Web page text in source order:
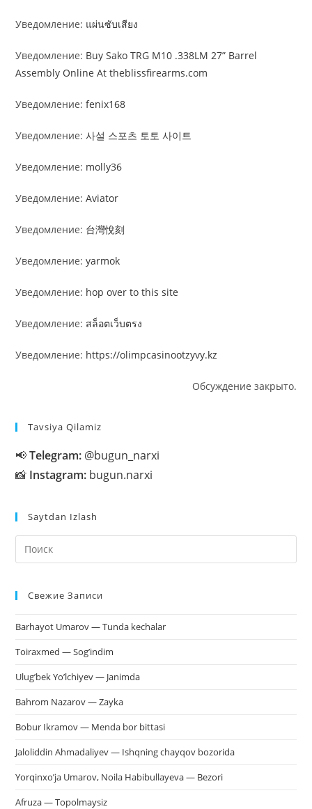
Уведомление: แผ่นซับเสียง
Уведомление: Buy Sako TRG M10 .338LM 27” Barrel
Assembly Online At theblissfirearms.com
Уведомление:fenix168
Уведомление:사설 스포츠 토토 사이트
Уведомление: molly36
Уведомление:Aviator
Уведомление: 台灣悅刻
Уведомление:yarmok
Уведомление: hop over to this site
Уведомление: สล็อตเว็บตรง
Уведомление: https://olimpcasinootzyvy.kz
Обсуждение закрыто.
Tavsiya Qilamiz
📢Telegram: @bugun_narxi
📸 Instagram: bugun.narxi
Saytdan Izlash
Свежие Записи
Barhayot Umarov — Tunda kechalar
Toiraxmed — Sog’indim
Ulug’bek Yo’lchiyev — Janimda
Bahrom Nazarov — Zayka
Bobur Ikramov — Menda bor bittasi
Jaloliddin Ahmadaliyev — Ishqning chayqov bozorida
Yorqinxo’ja Umarov, Noila Habibullayeva — Bezori
Afruza — Topolmaysiz